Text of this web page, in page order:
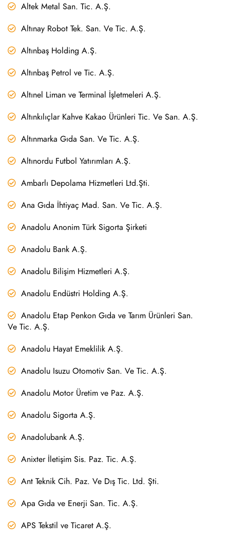
Altek Metal San. Tic. A.Ş.
Altınay Robot Tek. San. Ve Tic. A.Ş.
Altınbaş Holding A.Ş.
Altınbaş Petrol ve Tic. A.Ş.
Altınel Liman ve Terminal İşletmeleri A.Ş.
Altınkılıçlar Kahve Kakao Ürünleri Tic. Ve San. A.Ş.
Altınmarka Gıda San. Ve Tic. A.Ş.
Altınordu Futbol Yatırımları A.Ş.
Ambarlı Depolama Hizmetleri Ltd.Şti.
Ana Gıda İhtiyaç Mad. San. Ve Tic. A.Ş.
Anadolu Anonim Türk Sigorta Şirketi
Anadolu Bank A.Ş.
Anadolu Bilişim Hizmetleri A.Ş.
Anadolu Endüstri Holding A.Ş.
Anadolu Etap Penkon Gıda ve Tarım Ürünleri San.
Ve Tic. A.Ş.
Anadolu Hayat Emeklilik A.Ş.
Anadolu Isuzu Otomotiv San. Ve Tic. A.Ş.
Anadolu Motor Üretim ve Paz. A.Ş.
Anadolu Sigorta A.Ş.
Anadolubank A.Ş.
Anixter İletişim Sis. Paz. Tic. A.Ş.
Ant Teknik Cih. Paz. Ve Dış Tic. Ltd. Şti.
Apa Gıda ve Enerji San. Tic. A.Ş.
APS Tekstil ve Ticaret A.Ş.